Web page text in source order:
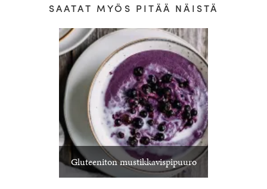
SAATAT MYÖS PITÄÄ NÄISTÄ
Gluteeniton mustikkavispipuuro